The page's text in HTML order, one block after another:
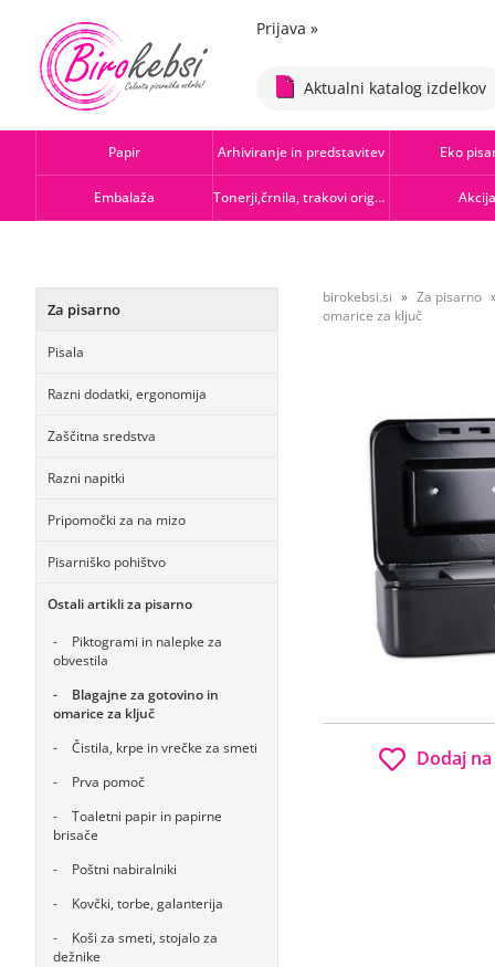
Prijava »
Aktualni katalog izdelkov
Papir Arhiviranje in predstavitev Eko
Embalaža Tonerji,črnila, trakovi orig.-rec. Akcija
Za pisarno
Pisala
Razni dodatki, ergonomija
Zaščitna sredstva
Razni napitki
Pripomočki za na mizo
Pisarniško pohištvo
Ostali artikli za pisarno
Piktogrami in nalepke za
obvestila
Blagajne za gotovino in
omarice za ključ
Čistila, krpe in vrečke za smeti
Prva pomoč
Toaletni papir in papirne
brisače
Poštni nabiralniki
Kovčki, torbe, galanterija
Koši za smeti, stojalo za
dežnike
birokebsi.si
Za pisarno
omarice za ključ
Dodaj